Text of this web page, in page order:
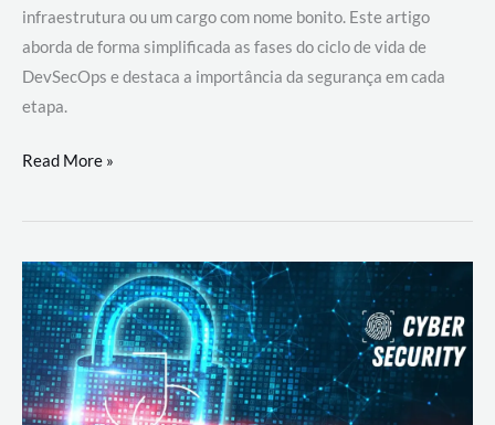
infraestrutura ou um cargo com nome bonito. Este artigo
aborda de forma simplificada as fases do ciclo de vida de
DevSecOps e destaca a importância da segurança em cada
etapa.
DevSecOps
Prática:
Desenvolvimento,
Segurança
e
Operações
Read More »